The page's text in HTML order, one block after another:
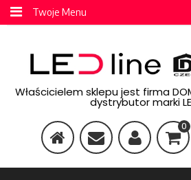
Twoje Menu
Właścicielem sklepu jest firma
dystrybutor marki
0